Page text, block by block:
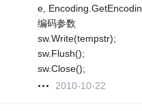
e,
编码参数
sw.Write(tempstr);
sw.Flush();
sw.Close();
2010-10-22